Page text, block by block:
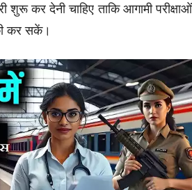
शुरू कर देनी चाहिए ताकि आगामी परीक्षाओं
कर सकें।